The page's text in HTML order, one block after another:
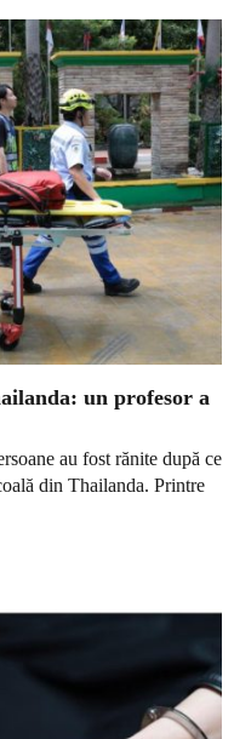
un profesor a
au fost rănite după ce
din Thailanda. Printre